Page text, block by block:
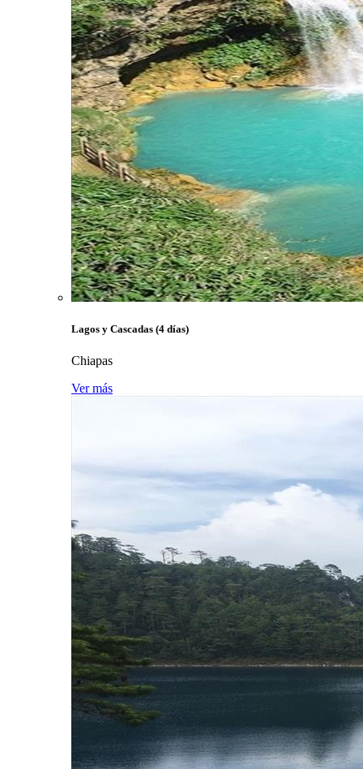
Lagos y Cascadas (4 días)
Chiapas
Ver más